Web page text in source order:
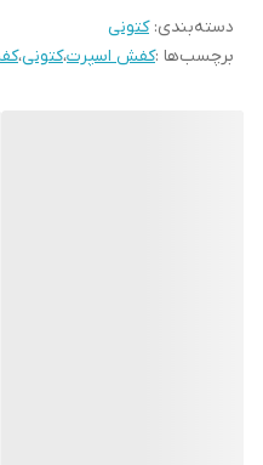
دسته‌بندی:کتونی
برچسب‌ها :کفش اسپرت،کتونی،